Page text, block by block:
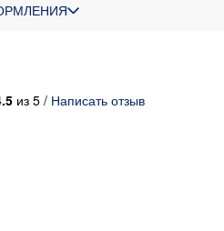
из 5 / Написать отзыв